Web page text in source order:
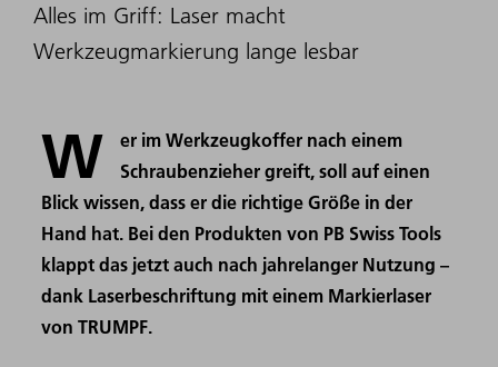
Alles im Griff: Laser macht
Werkzeugmarkierung lange lesbar
W
er im Werkzeugkoffer nach einem
Schraubenzieher greift, soll auf einen
Blick wissen, dass er die richtige Größe in der
Hand hat. Bei den Produkten von PB Swiss Tools
klappt das jetzt auch nach jahrelanger Nutzung –
dank Laserbeschriftung mit einem Markierlaser
von TRUMPF.